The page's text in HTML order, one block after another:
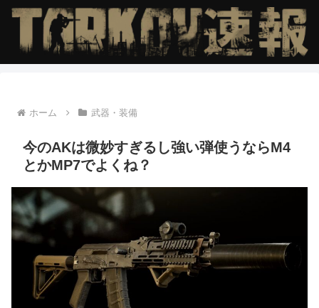
ホーム 武器・装備
今のAKは微妙すぎるし強い弾使うならM4
とかMP7でよくね？